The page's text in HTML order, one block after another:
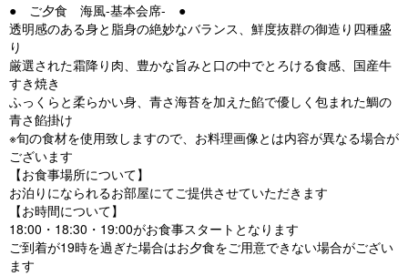
● ご夕食 海風-基本会席- ●
透明感のある身と脂身の絶妙なバランス、鮮度抜群の御造り四種盛
り
厳選された霜降り肉、豊かな旨みと口の中でとろける食感、国産牛
すき焼き
ふっくらと柔らかい身、青さ海苔を加えた餡で優しく包まれた鯛の
青さ餡掛け
※旬の食材を使用致しますので、お料理画像とは内容が異なる場合が
ございます
【お食事場所について】
お泊りになられるお部屋にてご提供させていただきます
【お時間について】
18:00・18:30・19:00がお食事スタートとなります
ご到着が19時を過ぎた場合はお夕食をご用意できない場合がござい
ます